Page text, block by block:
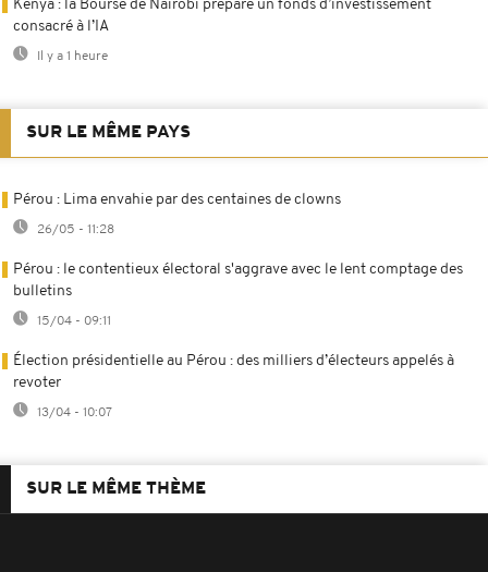
Kenya : la Bourse de Nairobi prépare un fonds d’investissement
consacré à l’IA
Il y a 1 heure
SUR LE MÊME PAYS
Pérou : Lima envahie par des centaines de clowns
26/05 - 11:28
Pérou : le contentieux électoral s'aggrave avec le lent comptage des
bulletins
15/04 - 09:11
Élection présidentielle au Pérou : des milliers d’électeurs appelés à
revoter
13/04 - 10:07
SUR LE MÊME THÈME